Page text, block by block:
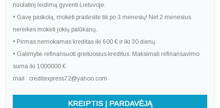
nuolatinį leidimą gyventi Lietuvoje.
• Gavę paskolą, mokėti pradėsite tik po 3 mėnesių! Net 2 mėnesius
nereikės mokėti jokių palūkanų.
• Pirmas nemokamas kreditas iki 600 € ir iki 30 dienų.
• Galimybė refinansuoti greituosius kreditus. Maksimali refinansavimo
suma iki 1000000 €.
mail : creditexpress72@yahoo.com
KREIPTIS Į PARDAVĖJĄ